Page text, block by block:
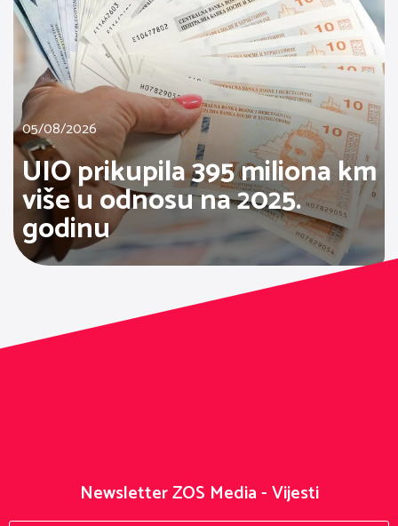
05/08/2026
UIO prikupila 395 miliona km
više u odnosu na 2025.
godinu
Newsletter ZOS Media - Vijesti